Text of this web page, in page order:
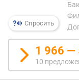
д
о
о
и
Спросить
1 966 —
10